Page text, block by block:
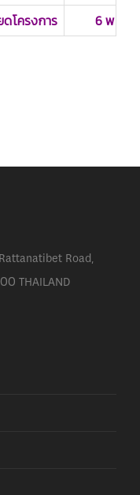
ดโครงการ
6 พฤศจิ
Road,
THAILAND